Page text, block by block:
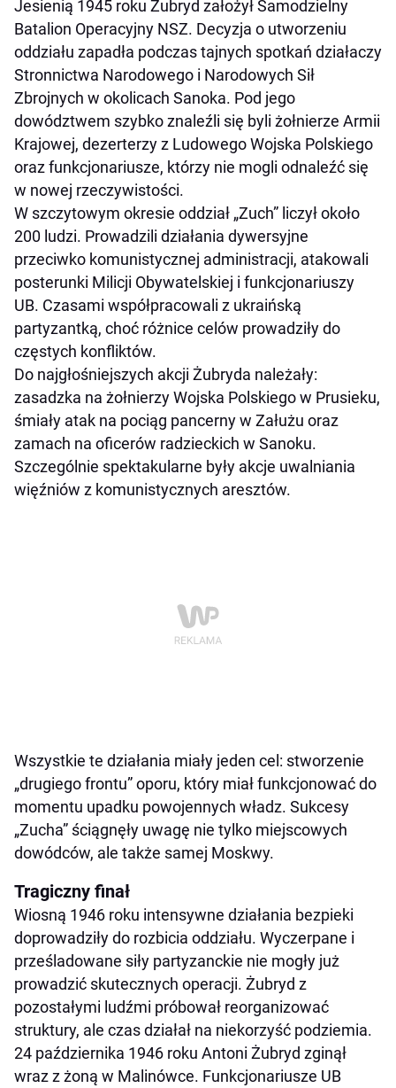
Jesienią 1945 roku Żubryd założył Samodzielny
Batalion Operacyjny NSZ. Decyzja o utworzeniu
oddziału zapadła podczas tajnych spotkań działaczy
Stronnictwa Narodowego i Narodowych Sił
Zbrojnych w okolicach Sanoka. Pod jego
dowództwem szybko znaleźli się byli żołnierze Armii
Krajowej, dezerterzy z Ludowego Wojska Polskiego
oraz funkcjonariusze, którzy nie mogli odnaleźć się
w nowej rzeczywistości.
W szczytowym okresie oddział „Zuch” liczył około
200 ludzi. Prowadzili działania dywersyjne
przeciwko komunistycznej administracji, atakowali
posterunki Milicji Obywatelskiej i funkcjonariuszy
UB. Czasami współpracowali z ukraińską
partyzantką, choć różnice celów prowadziły do
częstych konfliktów.
Do najgłośniejszych akcji Żubryda należały:
zasadzka na żołnierzy Wojska Polskiego w Prusieku,
śmiały atak na pociąg pancerny w Załużu oraz
zamach na oficerów radzieckich w Sanoku.
Szczególnie spektakularne były akcje uwalniania
więźniów z komunistycznych aresztów.
Wszystkie te działania miały jeden cel: stworzenie
„drugiego frontu” oporu, który miał funkcjonować do
momentu upadku powojennych władz. Sukcesy
„Zucha” ściągnęły uwagę nie tylko miejscowych
dowódców, ale także samej Moskwy.
Tragiczny finał
Wiosną 1946 roku intensywne działania bezpieki
doprowadziły do rozbicia oddziału. Wyczerpane i
prześladowane siły partyzanckie nie mogły już
prowadzić skutecznych operacji. Żubryd z
pozostałymi ludźmi próbował reorganizować
struktury, ale czas działał na niekorzyść podziemia.
24 października 1946 roku Antoni Żubryd zginął
wraz z żoną w Malinówce. Funkcjonariusze UB